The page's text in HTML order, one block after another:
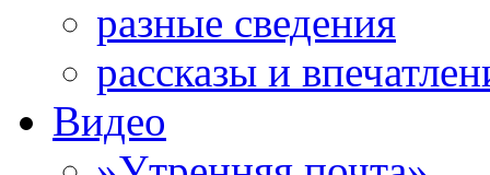
разные сведения
рассказы и
Видео